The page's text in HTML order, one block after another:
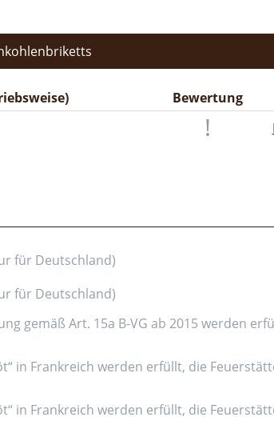
Bewertung
für Deutschland)
für Deutschland)
gemäß Art. 15a B-VG ab 2015 werden
in Frankreich werden erfüllt, die
in Frankreich werden erfüllt, die